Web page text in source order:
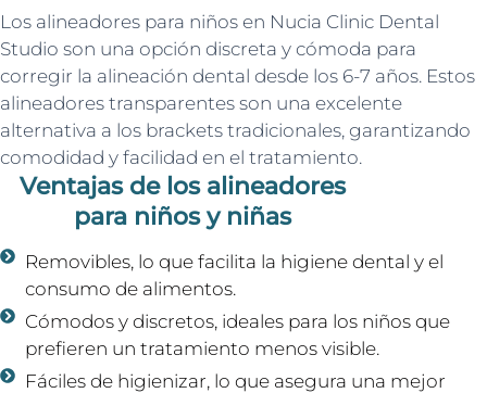
Los alineadores para niños en Nucia Clinic Dental
Studio son una opción discreta y cómoda para
corregir la alineación dental desde los 6-7 años. Estos
alineadores transparentes son una excelente
alternativa a los brackets tradicionales, garantizando
comodidad y facilidad en el tratamiento.
Ventajas de los alineadores
para niños y niñas
Removibles, lo que facilita la higiene dental y el
consumo de alimentos.
Cómodos y discretos, ideales para los niños que
prefieren un tratamiento menos visible.
Fáciles de higienizar, lo que asegura una mejor